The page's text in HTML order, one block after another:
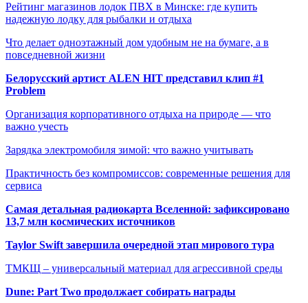
Рейтинг магазинов лодок ПВХ в Минске: где купить
надежную лодку для рыбалки и отдыха
Что делает одноэтажный дом удобным не на бумаге, а в
повседневной жизни
Белорусский артист ALEN HIT представил клип #1
Problem
Организация корпоративного отдыха на природе — что
важно учесть
Зарядка электромобиля зимой: что важно учитывать
Практичность без компромиссов: современные решения для
сервиса
Самая детальная радиокарта Вселенной: зафиксировано
13,7 млн космических источников
Taylor Swift завершила очередной этап мирового тура
ТМКЩ – универсальный материал для агрессивной среды
Dune: Part Two продолжает собирать награды